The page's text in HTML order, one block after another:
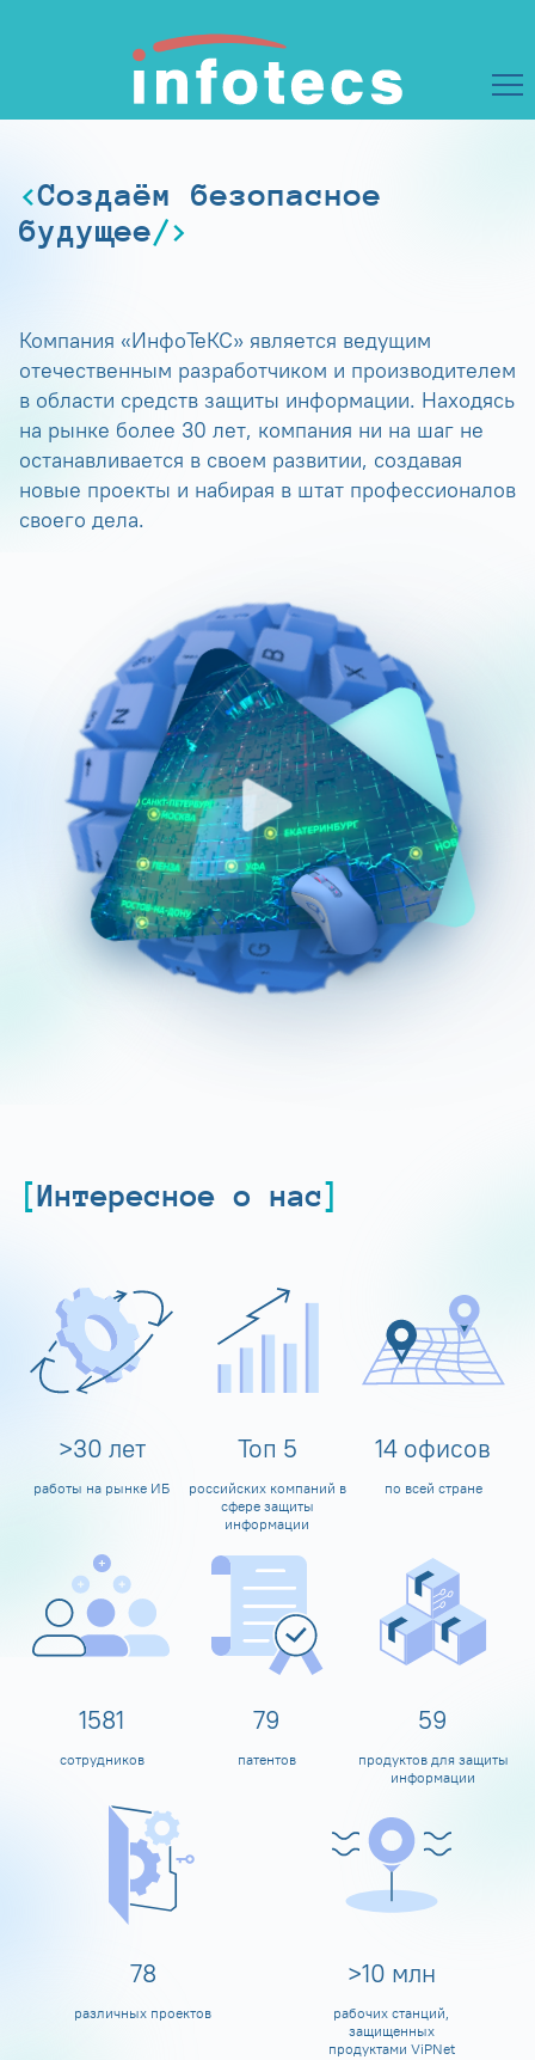
Создаём безопасное
будущее
Компания «ИнфоТеКС» является ведущим
отечественным разработчиком и производителем
в области средств защиты информации. Находясь
на рынке более 30 лет, компания ни на шаг не
останавливается в своем развитии, создавая
новые проекты и набирая в штат профессионалов
своего дела.
Интересное о нас
>30 лет
работы на рынке ИБ
Топ 5
российских компаний в
сфере защиты
информации
14 офисов
по всей стране
1600
сотрудников
80
патентов
60
продуктов для защиты
информации
80
различных проектов
>10 млн
рабочих станций,
защищенных
продуктами ViPNet